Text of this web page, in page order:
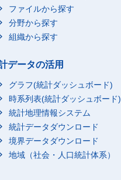
ファイルから探す
分野から探す
組織から探す
データの活用
グラフ(統計ダッシュボード)
時系列表(統計ダッシュボード)
統計地理情報システム
統計データダウンロード
境界データダウンロード
地域（社会・人口統計体系）